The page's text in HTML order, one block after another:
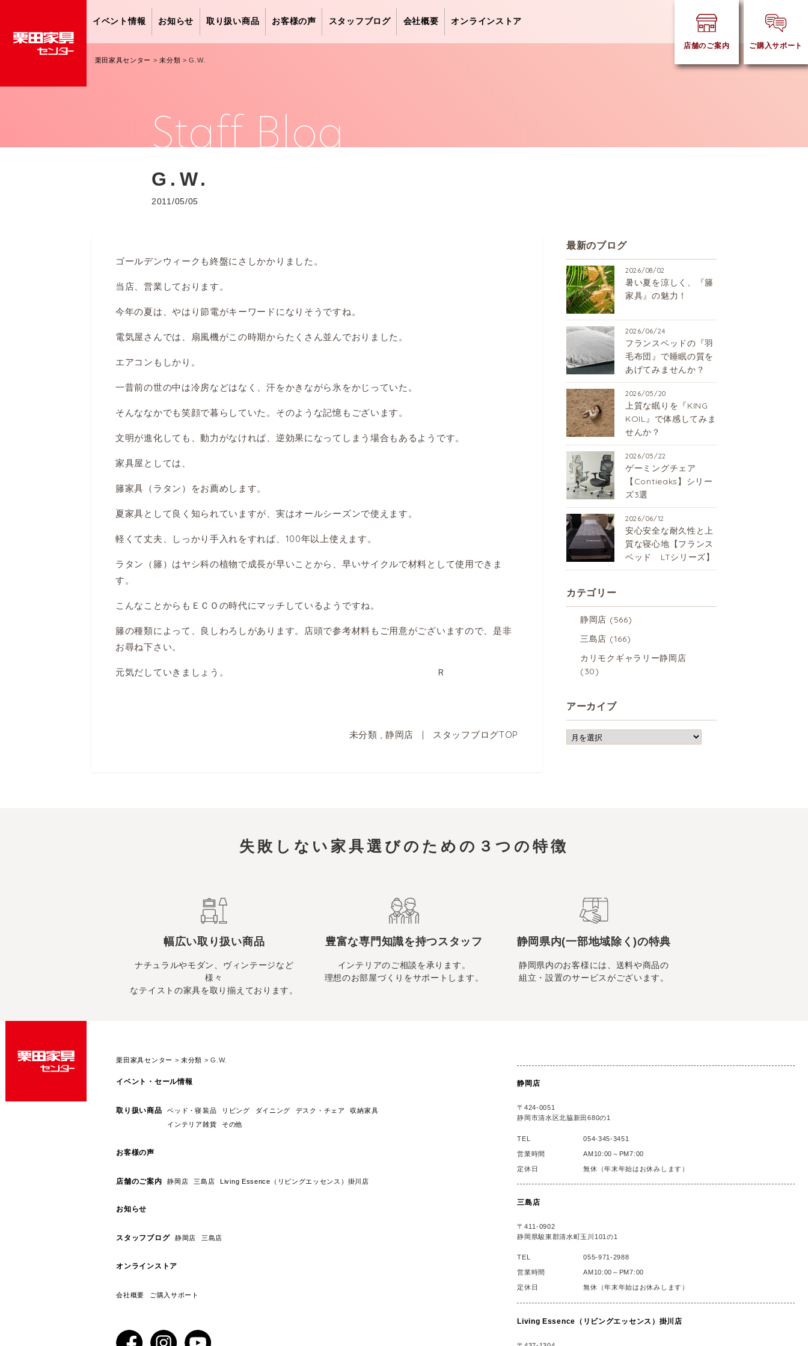
イベント情報 お知らせ 取り扱い商品 お客様の声 スタッフブログ 会社概要 オンラインストア
店舗のご案内 ご購入サポート
栗田家具センター >未分類 >G.W.
Staff Blog
G.W.
2011/05/05
ゴールデンウィークも終盤にさしかかりました。
当店、営業しております。
今年の夏は、やはり節電がキーワードになりそうですね。
電気屋さんでは、扇風機がこの時期からたくさん並んでおりました。
エアコンもしかり。
一昔前の世の中は冷房などはなく、汗をかきながら氷をかじっていた。
そんななかでも笑顔で暮らしていた。そのような記憶もございます。
文明が進化しても、動力がなければ、逆効果になってしまう場合もあるようです。
家具屋としては、
籐家具（ラタン）をお薦めします。
夏家具として良く知られていますが、実はオールシーズンで使えます。
軽くて丈夫、しっかり手入れをすれば、100年以上使えます。
ラタン（籐）はヤシ科の植物で成長が早いことから、早いサイクルで材料として使用できま
す。
こんなことからもＥＣＯの時代にマッチしているようですね。
籐の種類によって、良しわろしがあります。店頭で参考材料もご用意がございますので、是非
お尋ね下さい。
元気だしていきましょう。 Ｒ
未分類 , 静岡店 | スタッフブログTOP
最新のブログ
2026/08/02
暑い夏を涼しく、『籐
家具』の魅力！
2026/06/24
フランスベッドの『羽
毛布団』で睡眠の質を
あげてみませんか？
2026/05/20
上質な眠りを『KING
KOIL』で体感してみま
せんか？
2026/05/22
ゲーミングチェア
【Contieaks】シリー
ズ3選
2026/06/12
安心安全な耐久性と上
質な寝心地【フランス
ベッド LTシリーズ】
カテゴリー
静岡店 (566)
三島店 (166)
カリモクギャラリー静岡店
(30)
アーカイブ
失敗しない家具選びのための ３つの特徴
幅広い取り扱い商品
ナチュラルやモダン、ヴィンテージなど
様々
なテイストの家具を取り揃えております。
豊富な専門知識を持つスタッフ
インテリアのご相談を承ります。
理想のお部屋づくりをサポートします。
静岡県内(一部地域除く)の特典
静岡県内のお客様には、送料や商品の
組立・設置のサービスがございます。
栗田家具センター >未分類 >G.W.
イベント・セール情報
取り扱い商品 ベッド・寝装品 リビング ダイニング デスク・チェア
収納家具
インテリア雑貨
その他
お客様の声
店舗のご案内 静岡店 三島店 Living Essence（リビングエッセンス）掛川店
お知らせ
スタッフブログ 静岡店 三島店
オンラインストア
会社概要 ご購入サポート
静岡店
〒424-0051
静岡市清水区北脇新田680の1
TEL 054-345-3451
営業時間 AM10:00～PM7:00
定休日 無休（年末年始はお休みします）
三島店
〒411-0902
静岡県駿東郡清水町玉川101の1
TEL 055-971-2988
営業時間 AM10:00～PM7:00
定休日 無休（年末年始はお休みします）
Living Essence（リビングエッセンス）掛川店